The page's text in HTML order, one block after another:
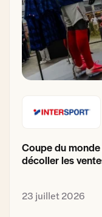
Coupe du
décoller les
23 juillet 2026